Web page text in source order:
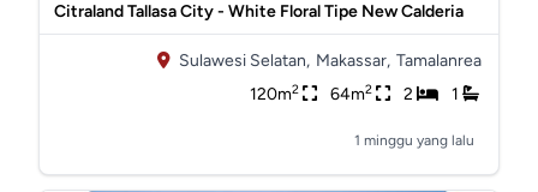
Citraland Tallasa City - White Floral Tipe New Calderia
Sulawesi Selatan, Makassar, Tamalanrea
120m2 64m2 2 1
1 minggu yang lalu